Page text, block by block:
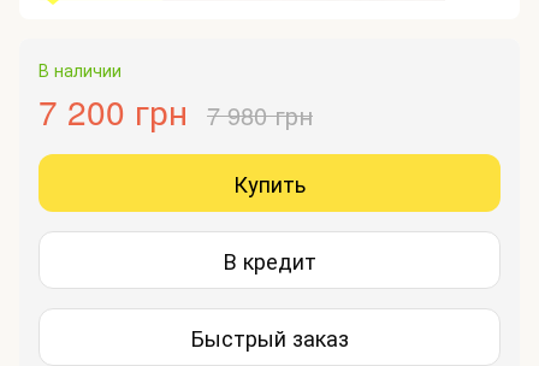
В наличии
7 200 грн 7 980 грн
Купить
В кредит
Быстрый заказ